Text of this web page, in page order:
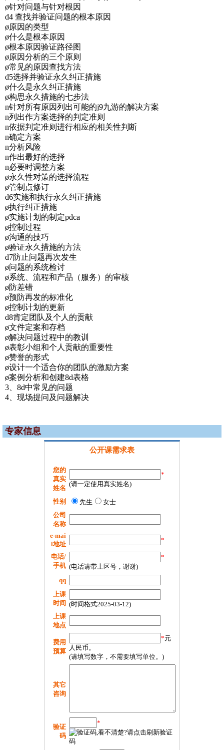
ø针对问题与针对根因
d4 查找并验证问题的根本原因
ø原因的类型
ø什么是根本原因
ø根本原因验证路径图
ø原因分析的三个原则
ø常见的原因查找方法
d5选择并验证永久纠正措施
ø什么是永久纠正措施
ø构思永久措施的七步法
n针对所有原因列出可能的j9九游的解决方案
n列出作方案选择的判定准则
n依据判定准则进行相应的相关性判断
n确定方案
n分析风险
n作出最好的选择
n必要时调整方案
ø永久性对策的选择流程
ø管制点修订
d6实施和执行永久纠正措施
ø执行纠正措施
ø实施计划的制定pdca
ø控制过程
ø沟通的技巧
ø验证永久措施的方法
d7防止问题再次发生
ø问题的系统检讨
ø系统、流程和产品（服务）的审核
ø防差错
ø预防再发的标准化
ø控制计划的更新
d8肯定团队及个人的贡献
ø文件定案和存档
ø解决问题过程中的教训
ø表彰小组和个人贡献的重要性
ø赞誉的形式
ø设计一个适合你的团队的激励方案
ø案例分析和创建8d表格
3、8d中常见的问题
4、现场提问及问题解决
专家信息
公开课需求表
您的
真实
姓名
*
(请一定使用真实姓名)
性别 先生
女士
公司
名称
e-mai
l地址
*
电话/
手机
*
(电话请带上区号，谢谢)
qq
上课
时间 (时间格式2025-03-12)
上课
地点
费用
预算
*元
人民币。
(请填写数字，不需要填写单位。)
其它
咨询
验证
码
*